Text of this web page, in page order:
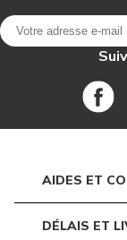
AIDES ET
DÉLAIS ET